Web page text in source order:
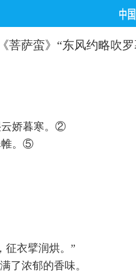
菩萨蛮》“东风约略吹
云娇暮寒。②
帷。⑤
征衣擘润烘。”
了浓郁的香味。